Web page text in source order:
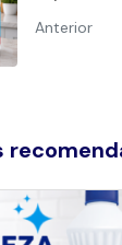
Anterior